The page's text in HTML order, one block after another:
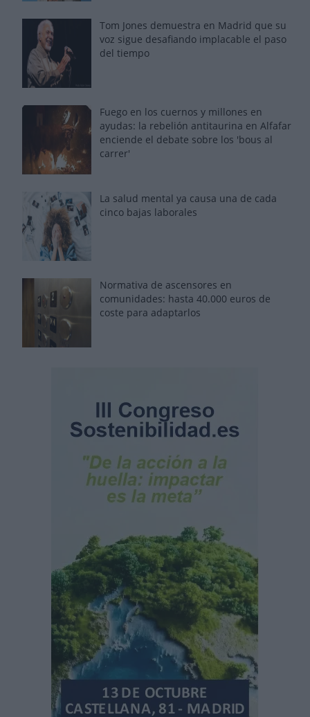
Tom Jones demuestra en Madrid que su
voz sigue desafiando implacable el paso
del tiempo
Fuego en los cuernos y millones en
ayudas: la rebelión antitaurina en Alfafar
enciende el debate sobre los 'bous al
carrer'
La salud mental ya causa una de cada
cinco bajas laborales
Normativa de ascensores en
comunidades: hasta 40.000 euros de
coste para adaptarlos